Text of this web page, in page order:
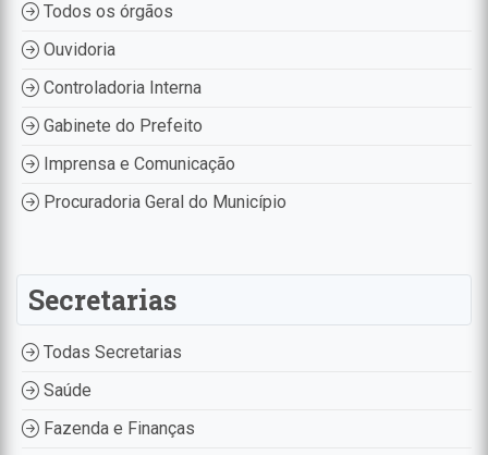
Todos os órgãos
Ouvidoria
Controladoria Interna
Gabinete do Prefeito
Imprensa e Comunicação
Procuradoria Geral do Município
Secretarias
Todas Secretarias
Saúde
Fazenda e Finanças